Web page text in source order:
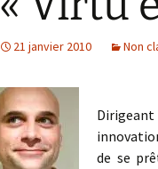
21 janvier 2010 Non
Dirigeant
de se